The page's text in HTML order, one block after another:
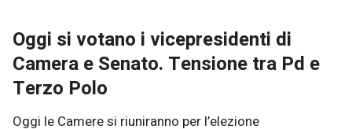
Oggi si votano i vicepresidenti di
Camera e Senato. Tensione tra Pd e
Terzo Polo
Oggi le Camere si riuniranno per l’elezione